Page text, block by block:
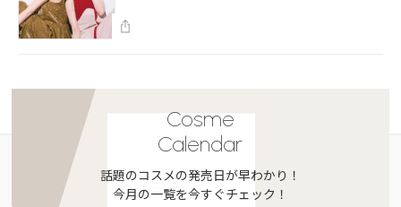
Cosme
Calendar
話題のコスメの発売日が早わかり！
今月の一覧を今すぐチェック！